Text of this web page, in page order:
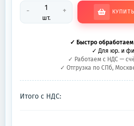
-
шт.
+ КУПИТЬ
✓ Быстро обработаем
✓ Для юр. и
✓ Работаем с НДС —
✓ Отгрузка по СПб,
Итого с НДС: